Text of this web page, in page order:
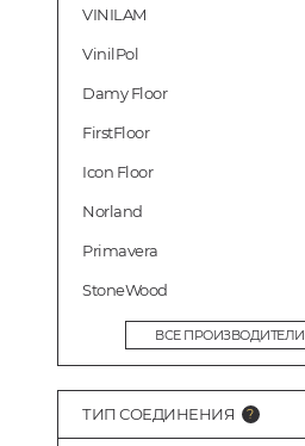
VINILAM
VinilPol
Damy Floor
FirstFloor
Icon Floor
Norland
Primavera
StoneWood
ВСЕ ПРОИЗВОДИТЕЛИ
ТИП СОЕДИНЕНИЯ